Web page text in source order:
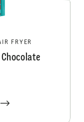
FRYER